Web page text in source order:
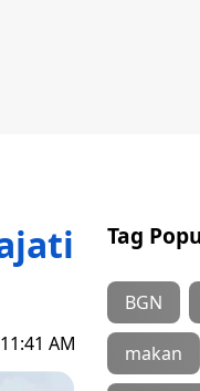
AM
Tag
BGN
makan